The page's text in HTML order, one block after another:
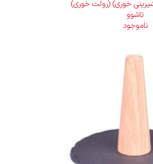
خوری) (رولت خوری)
تاشوو
ناموجود